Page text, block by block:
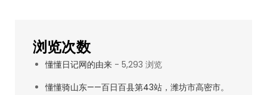
浏览次数
懂懂日记网的由来 - 5,293 浏览
懂懂骑山东——百日百县第43站，潍坊市高密市。